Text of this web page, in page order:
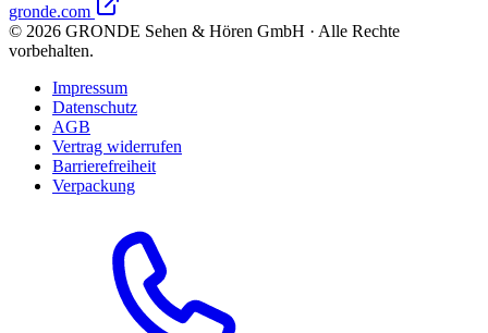
gronde.com
© 2026 GRONDE Sehen & Hören GmbH · Alle Rechte
vorbehalten.
Impressum
Datenschutz
AGB
Vertrag widerrufen
Barrierefreiheit
Verpackung